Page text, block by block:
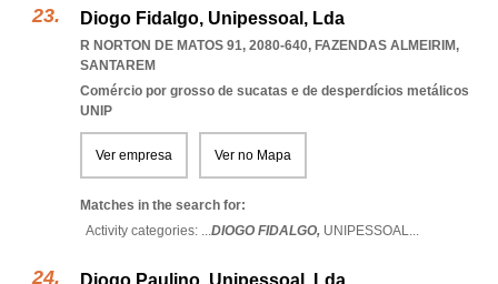
Diogo Fidalgo, Unipessoal, Lda
R NORTON DE MATOS 91, 2080-640, FAZENDAS ALMEIRIM,
SANTAREM
Comércio por grosso de sucatas e de desperdícios metálicos
UNIP
Ver empresa Ver no Mapa
Matches in the search for:
Activity categories: ...DIOGO FIDALGO, UNIPESSOAL...
Diogo Paulino, Unipessoal, Lda